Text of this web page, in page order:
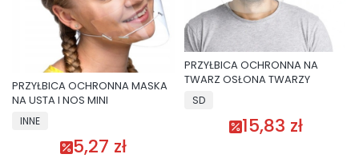
PRZYŁBICA OCHRONNA MASKA
NA USTA I NOS MINI
INNE
5,27 zł
PRZYŁBICA OCHRONNA NA
TWARZ OSŁONA TWARZY
SD
15,83 zł